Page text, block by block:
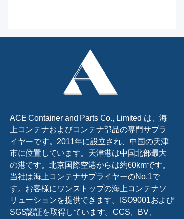
ACE Container and Parts Co., Limited は、海
上コンテナおよびコンテナ部品の専門サプラ
イヤーです。2011年に設立され、中国の天津
市に位置しています。天津港は中国北部最大
の港です。北京国際空港からは約60kmです。
当社は海上コンテナサプライヤーのNo.1で
す。お客様にワンストップの海上コンテナソ
リューションを提供できます。ISO9001および
SGS認証を取得しています。CCS、BV、